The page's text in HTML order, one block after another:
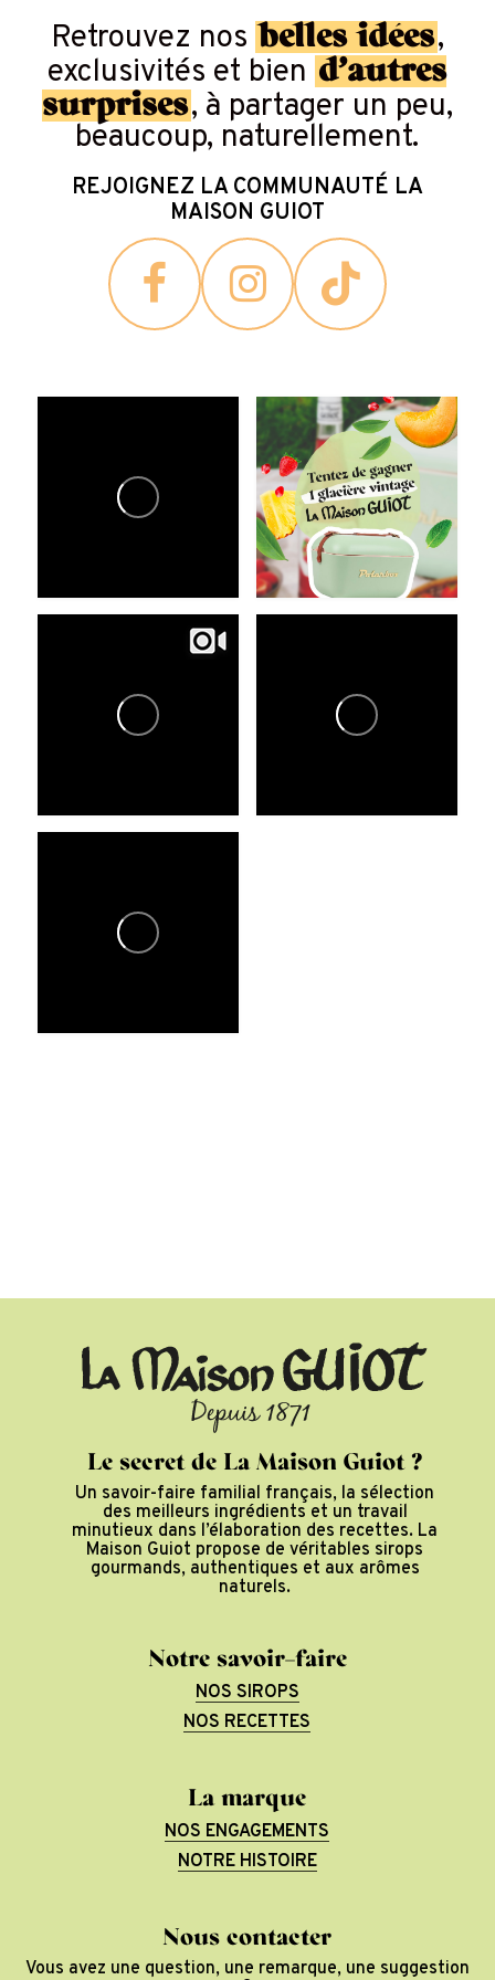
Retrouvez nos belles idées,
exclusivités et bien d’autres
surprises, à partager un peu,
beaucoup, naturellement.
REJOIGNEZ LA COMMUNAUTÉ LA
MAISON GUIOT
Le secret de La Maison Guiot ?
Un savoir-faire familial français, la sélection
des meilleurs ingrédients et un travail
minutieux dans l’élaboration des recettes. La
Maison Guiot propose de véritables sirops
gourmands, authentiques et aux arômes
naturels.
Notre savoir-faire
NOS SIROPS
NOS RECETTES
La marque
NOS ENGAGEMENTS
NOTRE HISTOIRE
Nous contacter
Vous avez une question, une remarque, une suggestion